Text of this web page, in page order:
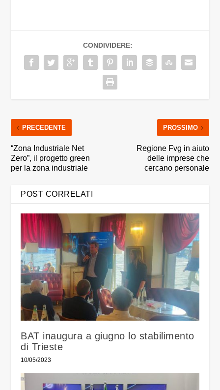
CONDIVIDERE:
PRECEDENTE
“Zona Industriale Net
Zero”, il progetto green
per la zona industriale
PROSSIMO
Regione Fvg in aiuto
delle imprese che
cercano personale
POST CORRELATI
BAT inaugura a giugno lo stabilimento
di Trieste
10/05/2023